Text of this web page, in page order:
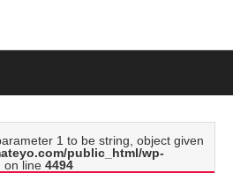
1 to be string, object given
public_html/wp-
on line 4494